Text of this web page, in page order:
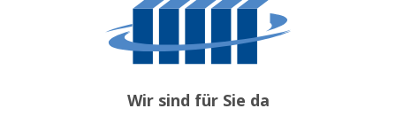
Wir sind für Sie da